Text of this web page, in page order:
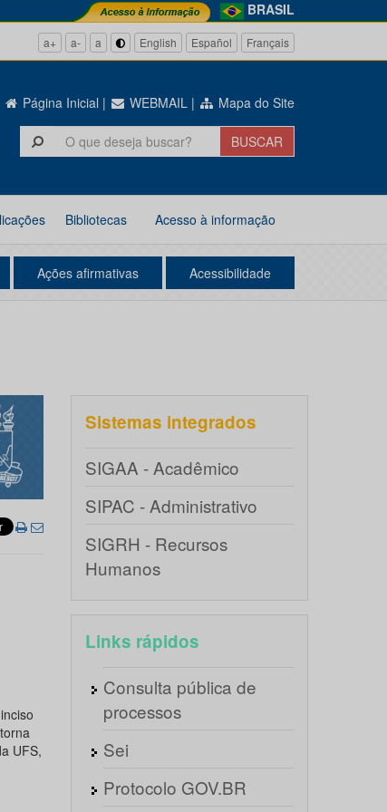
BRASIL
a+ a- a English Español Français
Página Inicial | WEBMAIL | Mapa do Site
Bibliotecas Acesso à informação
Ações afirmativas Acessibilidade
UFS,
Sistemas integrados
SIGAA - Acadêmico
SIPAC - Administrativo
SIGRH - Recursos
Humanos
Links rápidos
Consulta pública de
processos
Sei
Protocolo GOV.BR